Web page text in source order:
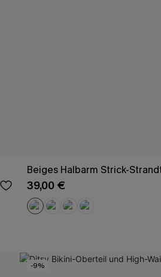
Beiges Halbarm Strick-
39,00 €
-9%